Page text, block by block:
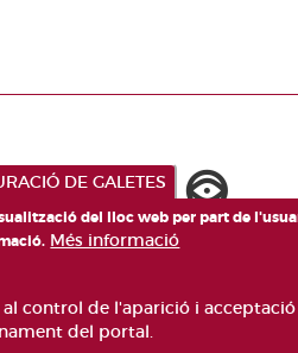
DE GALETES
del lloc web per part de
Més informació
control de l'aparició i
del portal.